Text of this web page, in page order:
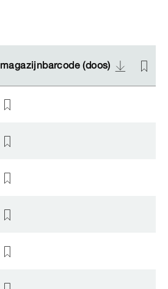
magazijnbarcode (doos)
magazijnbarcode (doos)